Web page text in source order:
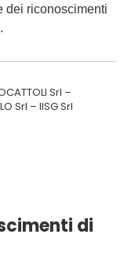
dei riconoscimenti
Srl –
Srl – IISG Srl
di